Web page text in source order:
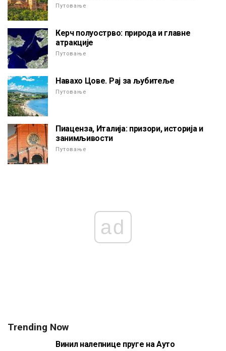
Путовање
Керч полуострво: природа и главне
атракције
Путовање
Навахо Цове. Рај за љубитеље
Путовање
Пиаценза, Италија: призори, историја и
занимљивости
Путовање
ad
Trending Now
Винил налепнице пруге на Ауто